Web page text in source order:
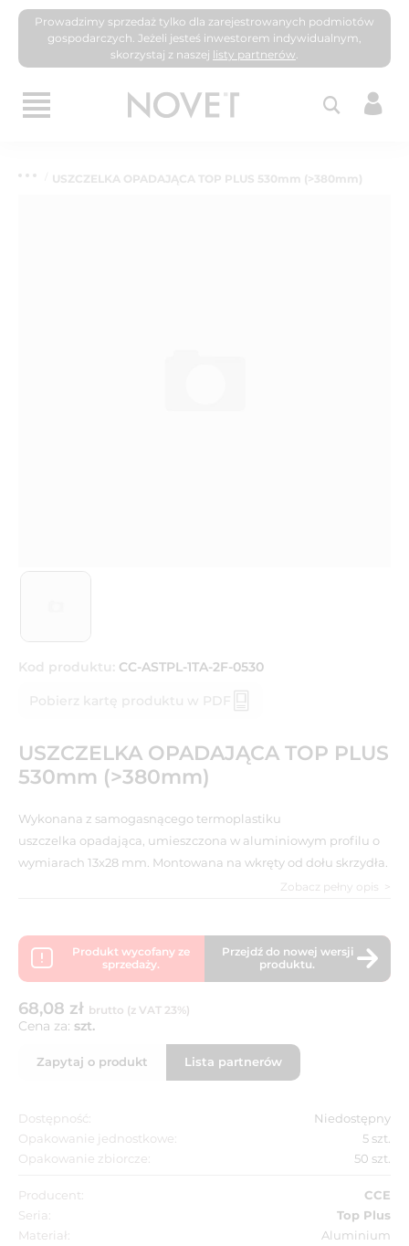
Prowadzimy sprzedaż tylko dla zarejestrowanych podmiotów
gospodarczych. Jeżeli jesteś inwestorem indywidualnym,
skorzystaj z naszej listy partnerów.
USZCZELKA OPADAJĄCA TOP PLUS 530mm (>380mm)
Kod produktu: CC-ASTPL-1TA-2F-0530
Pobierz kartę produktu w PDF
USZCZELKA OPADAJĄCA TOP PLUS
530mm (>380mm)
Wykonana z samogasnącego termoplastiku
uszczelka opadająca, umieszczona w aluminiowym profilu o
wymiarach 13x28 mm. Montowana na wkręty od dołu skrzydła.
Zobacz pełny opis
Produkt wycofany ze
sprzedaży.
Przejdź do nowej wersji
produktu.
68,08 zł brutto (z VAT 23%)
Cena za: szt.
Zapytaj o produkt Lista partnerów
Dostępność:
Niedostępny
Opakowanie jednostkowe:
5 szt.
Opakowanie zbiorcze:
50 szt.
Producent:
CCE
Seria:
Top Plus
Materiał:
Aluminium